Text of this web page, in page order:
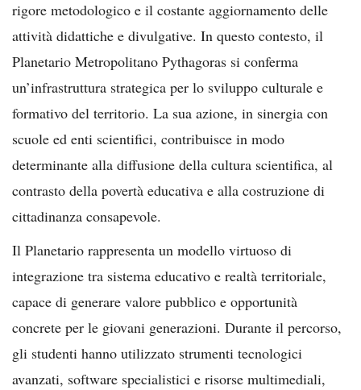
rigore metodologico e il costante aggiornamento delle
attività didattiche e divulgative. In questo contesto, il
Planetario Metropolitano Pythagoras si conferma
un’infrastruttura strategica per lo sviluppo culturale e
formativo del territorio. La sua azione, in sinergia con
scuole ed enti scientifici, contribuisce in modo
determinante alla diffusione della cultura scientifica, al
contrasto della povertà educativa e alla costruzione di
cittadinanza consapevole.
Il Planetario rappresenta un modello virtuoso di
integrazione tra sistema educativo e realtà territoriale,
capace di generare valore pubblico e opportunità
concrete per le giovani generazioni. Durante il percorso,
gli studenti hanno utilizzato strumenti tecnologici
avanzati, software specialistici e risorse multimediali,